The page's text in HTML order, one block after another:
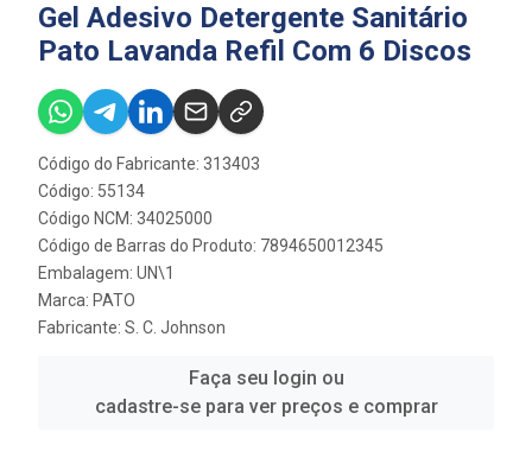
Gel Adesivo Detergente Sanitário
Pato Lavanda Refil Com 6 Discos
Código do Fabricante: 313403
Código: 55134
Código NCM: 34025000
Código de Barras do Produto: 7894650012345
Embalagem: UN\1
Marca: PATO
Fabricante: S. C. Johnson
Faça seu login ou
cadastre-se para ver preços e comprar